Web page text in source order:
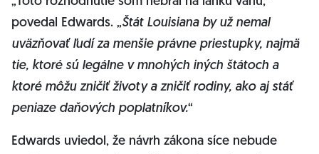
povedal Edwards. „Štát Louisiana by už nemal
uväzňovať ľudí za menšie právne priestupky, najmä
tie, ktoré sú legálne v mnohých iných štátoch a
ktoré môžu zničiť životy a zničiť rodiny, ako aj stáť
peniaze daňových poplatníkov.“
Edwards uviedol, že návrh zákona síce nebude